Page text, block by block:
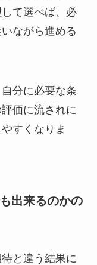
て選べば、必
ながら進める
分に必要な条
価に流されに
すくなりま
出来るのかの
と違う結果に